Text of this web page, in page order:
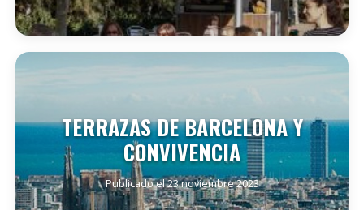
TERRAZAS DE BARCELONA Y
CONVIVENCIA
Publicado el 23 noviembre 2023